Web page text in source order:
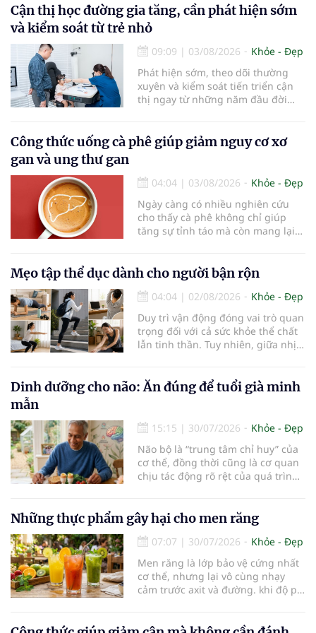
bàn chải quá lâu có thể làm giảm
hiệu quả làm sạch và ảnh hưởng
đến sức khỏe răng miệng...
Cận thị học đường gia tăng, cần phát hiện sớm
và kiểm soát từ trẻ nhỏ
09:09 | 03/08/2026
Khỏe - Đẹp
Phát hiện sớm, theo dõi thường
xuyên và kiểm soát tiến triển cận
thị ngay từ những năm đầu đời
trẻ. Đây cũng là định hướng của
Trung tâm Nhãn nhi và Kiểm soát
Đô đưa vào hoạt động ngày 1/8.
Công thức uống cà phê giúp giảm nguy cơ xơ
gan và ung thư gan
04:04 | 03/08/2026
Khỏe - Đẹp
Ngày càng có nhiều nghiên cứu
cho thấy cà phê không chỉ giúp
tăng sự tỉnh táo mà còn mang lại
đóng vai trò lọc độc tố, chuyển hóa
thuốc và dự trữ nhiều vitamin,
khoáng chất thiết yếu nhưng cũng
rất dễ bị tổn thương…
Mẹo tập thể dục dành cho người bận rộn
04:04 | 02/08/2026
Khỏe - Đẹp
Duy trì vận động đóng vai trò quan
trọng đối với cả sức khỏe thể chất
lẫn tinh thần. Tuy nhiên, giữa nhịp
cho các hoạt động tập luyện
thường trở thành một thách thức
Dinh dưỡng cho não: Ăn đúng để tuổi già minh
mẫn
15:15 | 30/07/2026
Khỏe - Đẹp
Não bộ là “trung tâm chỉ huy” của
cơ thể, đồng thời cũng là cơ quan
chịu tác động rõ rệt của quá trình
mạnh, có thể góp phần bảo vệ tế
bào thần kinh, duy trì trí nhớ và
giúp NCT sống minh mẫn, tự chủ
lâu hơn.
Những thực phẩm gây hại cho men răng
07:07 | 30/07/2026
Khỏe - Đẹp
Men răng là lớp bảo vệ cứng nhất
cơ thể, nhưng lại vô cùng nhạy
cảm trước axit và đường. khi độ pH
đường cho vi khuẩn tấn công và